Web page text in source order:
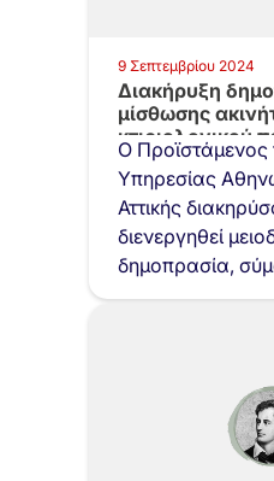
9 Σεπτεμβρίου 2024
Διακήρυξη
μίσθωσης
κτιριολογικού
στέγαση…
Ο Προϊστάμενος
Υπηρεσίας
Αττικής
διενεργηθεί
δημοπρασία,
διατάξεις του…